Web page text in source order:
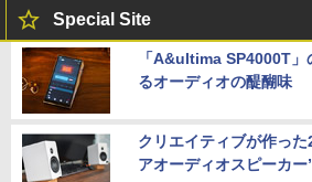
Special Site
「A&ultima SP4000T
るオーディオの醍醐味
クリエイティブが作っ
アオーディオスピーカー